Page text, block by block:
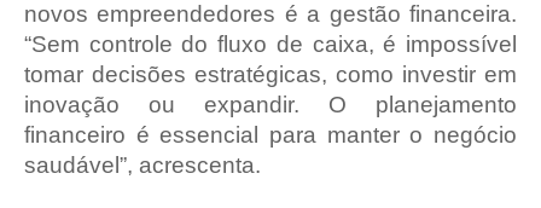
novos empreendedores é a gestão financeira.
“Sem controle do fluxo de caixa, é impossível
tomar decisões estratégicas, como investir em
inovação ou expandir. O planejamento
financeiro é essencial para manter o negócio
saudável”, acrescenta.